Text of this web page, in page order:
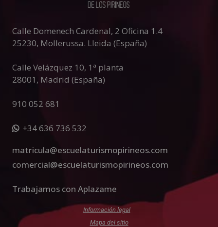
Calle Domenech Cardenal, 2 Oficina 1.4
25230, Mollerussa. Lleida (España)
Calle Velázquez 10, 1ª planta
28001 , Madrid (España)
910 052 681
+34 636 736 532
matricula@escuelaturismopirineos.com
comercial@escuelaturismopirineos.com
Trabajamos con Aplazame
Información legal
Mapa del sitio